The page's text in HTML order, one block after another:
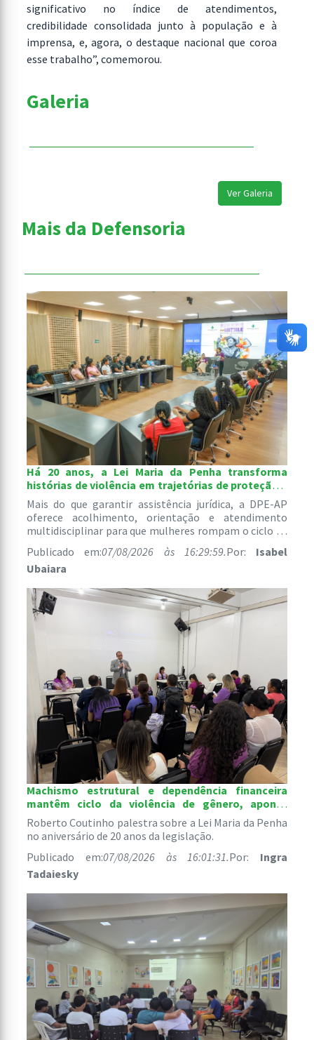
significativo no índice de atendimentos,
credibilidade consolidada junto à população e à
imprensa, e, agora, o destaque nacional que coroa
esse trabalho”, comemorou.
Galeria
Ver Galeria
Mais da Defensoria
Há 20 anos, a Lei Maria da Penha transforma
histórias de violência em trajetórias de proteção e
recomeço
Mais do que garantir assistência jurídica, a DPE-AP
oferece acolhimento, orientação e atendimento
multidisciplinar para que mulheres rompam o ciclo de
abusos e reconstruam suas vidas com segurança e
autonomia.
Publicado em:07/08/2026 às 16:29:59.Por: Isabel
Ubaiara
Machismo estrutural e dependência financeira
mantêm ciclo da violência de gênero, aponta
palestra de defensor público
Roberto Coutinho palestra sobre a Lei Maria da Penha
no aniversário de 20 anos da legislação.
Publicado em:07/08/2026 às 16:01:31.Por: Ingra
Tadaiesky